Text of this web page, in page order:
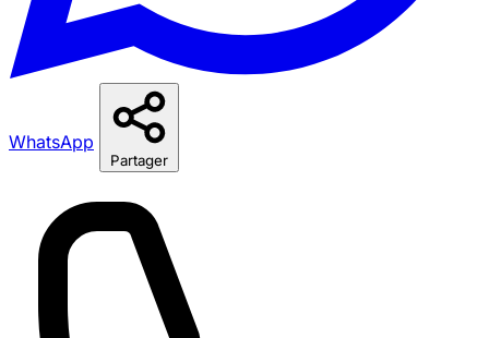
WhatsApp
Partager